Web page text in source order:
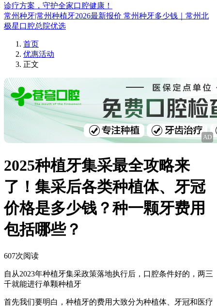
诊疗方案，守护全家口腔健康！
常州种牙|常州种植牙2026最新报价 常州种牙多少钱｜常州北
极星口腔总院优选
首页
优惠活动
正文
AD
2025种植牙集采最全攻略来
了！集采后各类种植体、牙冠
价格是多少钱？种一颗牙费用
包括哪些？
607次阅读
自从2023年种植牙集采政策落地执行后，口腔条件好的，两三
千就能进行单颗种植牙
首先我们要明白，种植牙的费用大致分为种植体、牙冠和医疗